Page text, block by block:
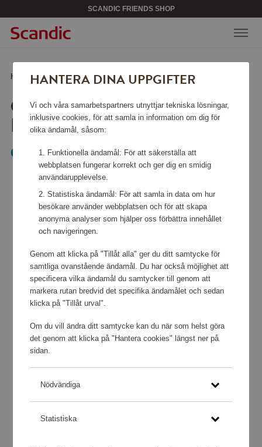
SCANDIC FRIENDS SHOP
Hem /Kökstillbehör/Glas & porslin /Ölglas Beer Lager 4-pack
ÖLGLAS BEER LAGER 4-
PACK
Orrefors
HANTERA DINA UPPGIFTER
Vi och våra samarbetspartners utnyttjar tekniska lösningar,
inklusive cookies, för att samla in information om dig för
olika ändamål, såsom:
Funktionella ändamål: För att säkerställa att
webbplatsen fungerar korrekt och ger dig en smidig
användarupplevelse.
Statistiska ändamål: För att samla in data om hur
besökare använder webbplatsen och för att skapa
anonyma analyser som hjälper oss förbättra innehållet
och navigeringen.
Genom att klicka på "Tillåt alla" ger du ditt samtycke för
samtliga ovanstående ändamål. Du har också möjlighet att
specificera vilka ändamål du samtycker till genom att
markera rutan bredvid det specifika ändamålet och sedan
klicka på "Tillåt urval".
Om du vill ändra ditt samtycke kan du när som helst göra
det genom att klicka på "Hantera cookies" längst ner på
sidan.
Nödvändiga
Statistiska